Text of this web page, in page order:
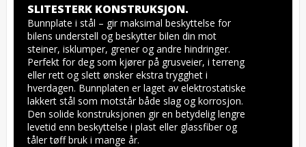
SLITESTERK KONSTRUKSJON.
Bunnplate i stål – gir maksimal beskyttelse for
bilens understell og beskytter bilen din mot
steiner, isklumper, grener og andre hindringer.
Perfekt for deg som kjører på grusveier, i terreng
eller rett og slett ønsker ekstra trygghet i
hverdagen. Bunnplaten er laget av elektrostatiske
lakkert stål som motstår både slag og korrosjon.
Den solide konstruksjonen gir en betydelig lengre
levetid enn beskyttelse i plast eller glassfiber og
tåler tøff bruk i mange år.